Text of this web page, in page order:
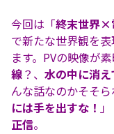
今回は「終末世界
で新たな世界観を
ます。PVの映像が素
線？、 水の中に消
んな話なのかそそ
には手を出すな！ 」
正信。